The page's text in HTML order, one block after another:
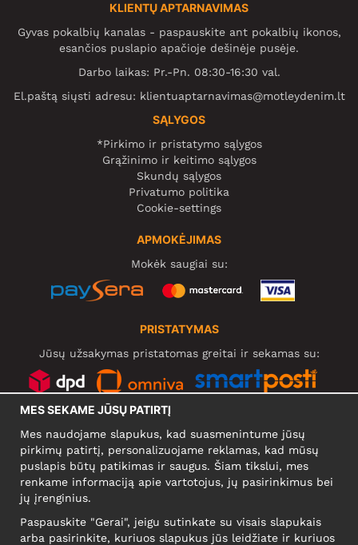
KLIENTŲ APTARNAVIMAS
Gyvas pokalbių kanalas - paspauskite ant pokalbių ikonos,
esančios puslapio apačioje dešinėje pusėje.
Darbo laikas: Pr.-Pn. 08:30-16:30 val.
El.paštą siųsti adresu: klientuaptarnavimas@motleydenim.lt
SĄLYGOS
*Pirkimo ir pristatymo sąlygos
Grąžinimo ir keitimo sąlygos
Skundų sąlygos
Privatumo politika
Cookie-settings
APMOKĖJIMAS
Mokėk saugiai su:
PRISTATYMAS
Jūsų užsakymas pristatomas greitai ir sekamas su:
KOMPANIJA
Narva mnt 5, EE-10117 Tallinn
Reg: 12356245
MES SEKAME JŪSŲ PATIRTĮ
Mes naudojame slapukus, kad suasmenintume jūsų
pirkimų patirtį, personalizuojame reklamas, kad mūsų
puslapis būtų patikimas ir saugus. Šiam tikslui, mes
renkame informaciją apie vartotojus, jų pasirinkimus bei
jų įrenginius.
Paspauskite "Gerai", jeigu sutinkate su visais slapukais
arba pasirinkite, kuriuos slapukus jūs leidžiate ir kuriuos